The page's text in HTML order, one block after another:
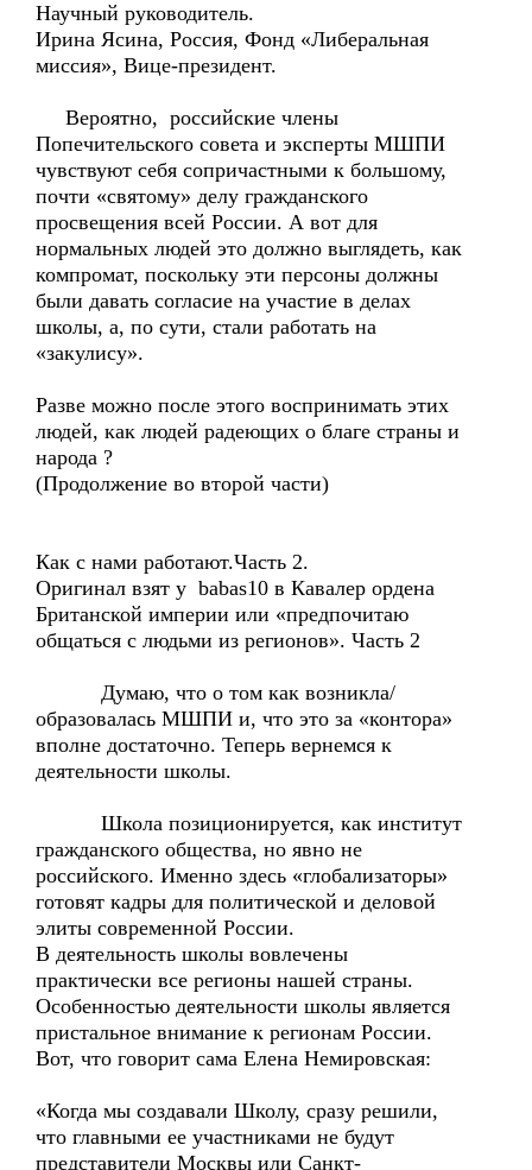
Научный руководитель.
Ирина Ясина, Россия, Фонд «Либеральная
миссия», Вице-президент.
Вероятно, российские члены
Попечительского совета и эксперты МШПИ
чувствуют себя сопричастными к большому,
почти «святому» делу гражданского
просвещения всей России. А вот для
нормальных людей это должно выглядеть, как
компромат, поскольку эти персоны должны
были давать согласие на участие в делах
школы, а, по сути, стали работать на
«закулису».
Разве можно после этого воспринимать этих
людей, как людей радеющих о благе страны и
народа ?
(Продолжение во второй части)
Как с нами работают.Часть 2.
Оригинал взят у babas10 в Кавалер ордена
Британской империи или «предпочитаю
общаться с людьми из регионов». Часть 2
Думаю, что о том как возникла/
образовалась МШПИ и, что это за «контора»
вполне достаточно. Теперь вернемся к
деятельности школы.
Школа позиционируется, как институт
гражданского общества, но явно не
российского. Именно здесь «глобализаторы»
готовят кадры для политической и деловой
элиты современной России.
В деятельность школы вовлечены
практически все регионы нашей страны.
Особенностью деятельности школы является
пристальное внимание к регионам России.
Вот, что говорит сама Елена Немировская:
«Когда мы создавали Школу, сразу решили,
что главными ее участниками не будут
представители Москвы или Санкт-